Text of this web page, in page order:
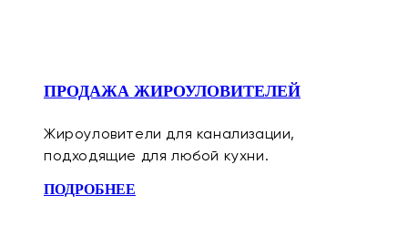
ПРОДАЖА ЖИРОУЛОВИТЕЛЕЙ
Жироуловители для канализации,
подходящие для любой кухни.
ПОДРОБНЕЕ